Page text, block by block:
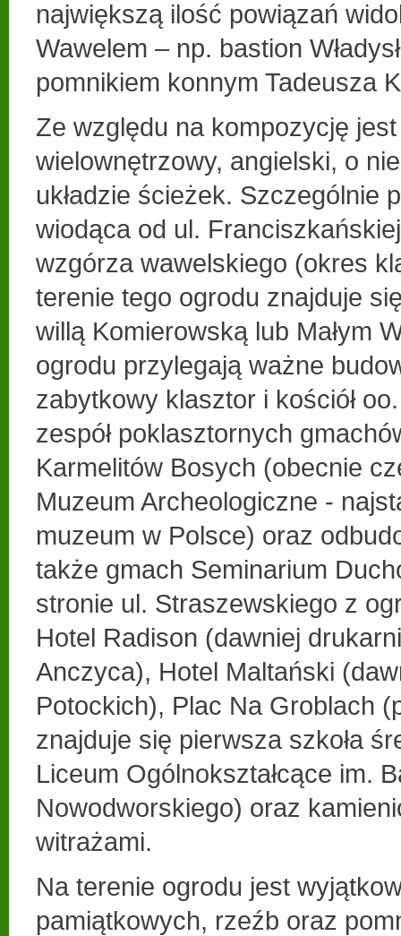
największą ilość powiązań
Wawelem – np. bastion
pomnikiem konnym Tadeusza
Ze względu na kompozycję
wielownętrzowy, angielski, o
układzie ścieżek. Szczególnie
wiodąca od ul.
wzgórza wawelskiego (okres
terenie tego ogrodu znajduje
willą Komierowską lub Małym
ogrodu przylegają ważne
zabytkowy klasztor i kościół
zespół poklasztornych
Karmelitów Bosych (obecnie
Muzeum Archeologiczne -
muzeum w Polsce) oraz
także gmach Seminarium
stronie ul. Straszewskiego z
Hotel Radison (dawniej
Anczyca), Hotel Maltański
Potockich), Plac Na Groblach
znajduje się pierwsza szkoła
Liceum Ogólnokształcące im.
Nowodworskiego) oraz
witrażami.
Na terenie ogrodu jest
pamiątkowych, rzeźb oraz